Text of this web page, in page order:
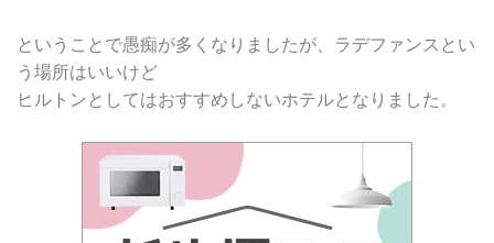
ということで愚痴が多くなりましたが、ラデファンスとい
う場所はいいけど
ヒルトンとしてはおすすめしないホテルとなりました。